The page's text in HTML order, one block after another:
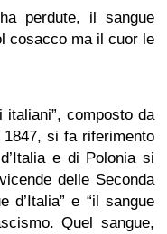
perdute, il sangue
cosacco ma il cuor le
italiani”, composto da
1847, si fa riferimento
e di Polonia si
delle Seconda
d’Italia” e “il sangue
Quel sangue,